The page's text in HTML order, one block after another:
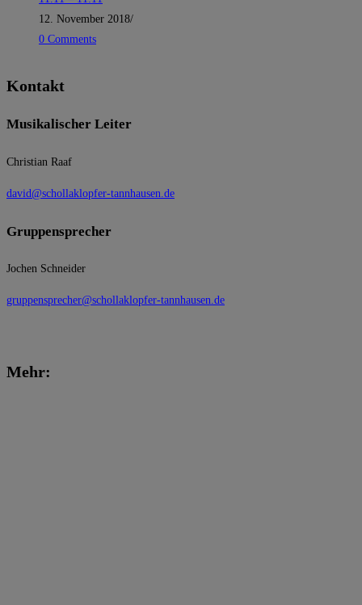
12. November 2018/
0 Comments
Kontakt
Musikalischer Leiter
Christian Raaf
david@schollaklopfer-tannhausen.de
Gruppensprecher
Jochen Schneider
gruppensprecher@schollaklopfer-tannhausen.de
Mehr: